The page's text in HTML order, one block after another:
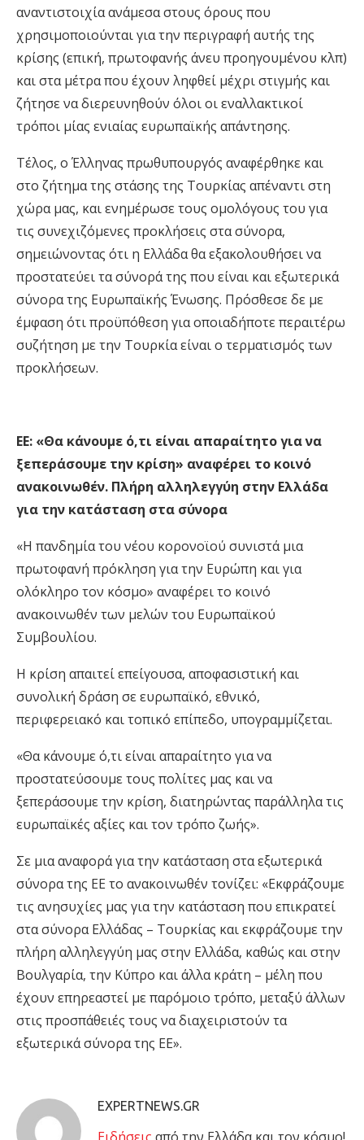
αναντιστοιχία ανάμεσα στους όρους που
χρησιμοποιούνται για την περιγραφή αυτής της
κρίσης (επική, πρωτοφανής άνευ προηγουμένου κλπ)
και στα μέτρα που έχουν ληφθεί μέχρι στιγμής και
ζήτησε να διερευνηθούν όλοι οι εναλλακτικοί
τρόποι μίας ενιαίας ευρωπαϊκής απάντησης.
Τέλος, ο Έλληνας πρωθυπουργός αναφέρθηκε και
στο ζήτημα της στάσης της Τουρκίας απέναντι στη
χώρα μας, και ενημέρωσε τους ομολόγους του για
τις συνεχιζόμενες προκλήσεις στα σύνορα,
σημειώνοντας ότι η Ελλάδα θα εξακολουθήσει να
προστατεύει τα σύνορά της που είναι και εξωτερικά
σύνορα της Ευρωπαϊκής Ένωσης. Πρόσθεσε δε με
έμφαση ότι προϋπόθεση για οποιαδήποτε περαιτέρω
συζήτηση με την Τουρκία είναι ο τερματισμός των
προκλήσεων.
ΕΕ: «Θα κάνουμε ό,τι είναι απαραίτητο για να
ξεπεράσουμε την κρίση» αναφέρει το κοινό
ανακοινωθέν. Πλήρη αλληλεγγύη στην Ελλάδα
για την κατάσταση στα σύνορα
«Η πανδημία του νέου κορονοϊού συνιστά μια
πρωτοφανή πρόκληση για την Ευρώπη και για
ολόκληρο τον κόσμο» αναφέρει το κοινό
ανακοινωθέν των μελών του Ευρωπαϊκού
Συμβουλίου.
Η κρίση απαιτεί επείγουσα, αποφασιστική και
συνολική δράση σε ευρωπαϊκό, εθνικό,
περιφερειακό και τοπικό επίπεδο, υπογραμμίζεται.
«Θα κάνουμε ό,τι είναι απαραίτητο για να
προστατεύσουμε τους πολίτες μας και να
ξεπεράσουμε την κρίση, διατηρώντας παράλληλα τις
ευρωπαϊκές αξίες και τον τρόπο ζωής».
Σε μια αναφορά για την κατάσταση στα εξωτερικά
σύνορα της ΕΕ το ανακοινωθέν τονίζει: «Εκφράζουμε
τις ανησυχίες μας για την κατάσταση που επικρατεί
στα σύνορα Ελλάδας – Τουρκίας και εκφράζουμε την
πλήρη αλληλεγγύη μας στην Ελλάδα, καθώς και στην
Βουλγαρία, την Κύπρο και άλλα κράτη – μέλη που
έχουν επηρεαστεί με παρόμοιο τρόπο, μεταξύ άλλων
στις προσπάθειές τους να διαχειριστούν τα
εξωτερικά σύνορα της ΕΕ».
EXPERTNEWS.GR